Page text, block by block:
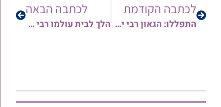
לכתבה הקודמת
התפללו: הגאון רבי יחיאל קרני שליט"א מונשם מנגיף הקורונה
לכתבה הבאה
הלך לבית עולמו רבי שלמה יהודה ז"ל • האיש המבוגר בישראל שנפטר בגיל 117 • צפו במראות מחייו